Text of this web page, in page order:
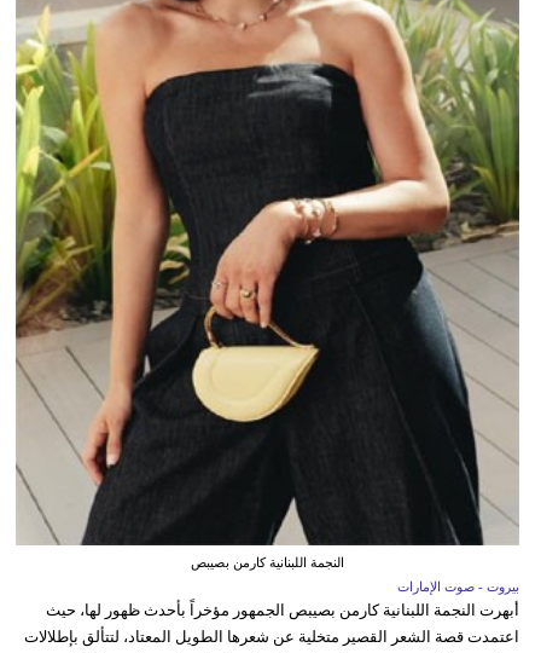
النجمة اللبنانية كارمن بصيبص
بيروت - صوت الإمارات
أبهرت النجمة اللبنانية كارمن بصيبص الجمهور مؤخراً بأحدث ظهور لها، حيث
اعتمدت قصة الشعر القصير متخلية عن شعرها الطويل المعتاد، لتتألق بإطلالات